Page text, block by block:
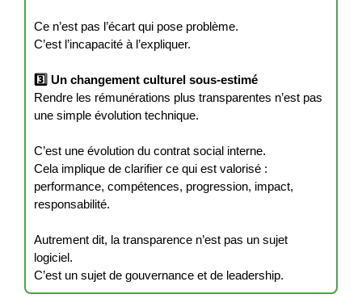
Ce n’est pas l’écart qui pose problème.
C’est l’incapacité à l’expliquer.
3️⃣ Un changement culturel sous-estimé
Rendre les rémunérations plus transparentes n’est pas
une simple évolution technique.
C’est une évolution du contrat social interne.
Cela implique de clarifier ce qui est valorisé :
performance, compétences, progression, impact,
responsabilité.
Autrement dit, la transparence n’est pas un sujet
logiciel.
C’est un sujet de gouvernance et de leadership.